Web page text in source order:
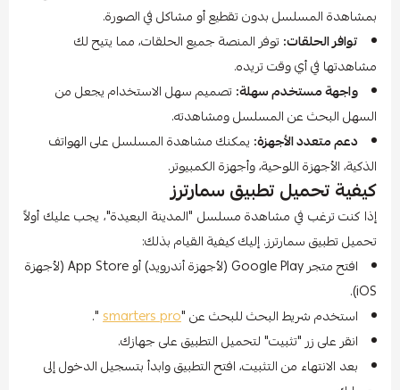
بمشاهدة المسلسل بدون تقطيع أو مشاكل في الصورة.
توافر الحلقات:توفر المنصة جميع الحلقات، مما يتيح لك
مشاهدتها في أي وقت تريده.
واجهة مستخدم سهلة:تصميم سهل الاستخدام يجعل من
السهل البحث عن المسلسل ومشاهدته.
دعم متعدد الأجهزة: يمكنك مشاهدة المسلسل على الهواتف
الذكية، الأجهزة اللوحية، وأجهزة الكمبيوتر.
كيفية تحميل تطبيق سمارترز
إذا كنت ترغب في مشاهدة مسلسل "المدينة البعيدة"، يجب عليك أولاً
تحميل تطبيق سمارترز. إليك كيفية القيام بذلك:
افتح متجر Google Play (لأجهزة أندرويد) أو App Store (لأجهزة
iOS).
استخدم شريط البحث للبحث عن "smarters pro
".
انقر على زر "تثبيت" لتحميل التطبيق على جهازك.
بعد الانتهاء من التثبيت، افتح التطبيق وابدأ بتسجيل الدخول إلى